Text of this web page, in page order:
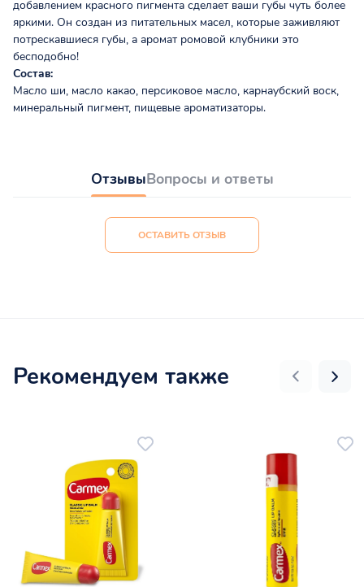
добавлением красного пигмента сделает ваши губы чуть более
яркими. Он создан из питательных масел, которые заживляют
потрескавшиеся губы, а аромат ромовой клубники это
бесподобно!
Состав:
Масло ши, масло какао, персиковое масло, карнаубский воск,
минеральный пигмент, пищевые ароматизаторы.
ОтзывыВопросы и ответы
ОСТАВИТЬ ОТЗЫВ
Рекомендуем также